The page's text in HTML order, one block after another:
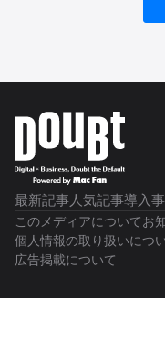
最新記事人気記事導入
このメディアについてお
個人情報の取り扱いにつ
広告掲載について